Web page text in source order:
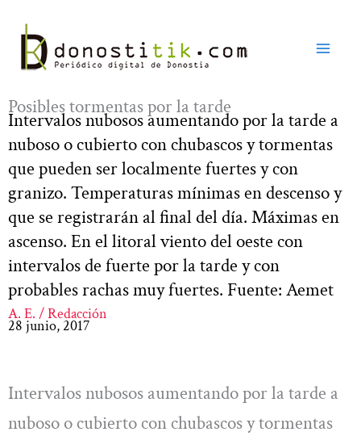
contenido
Posibles tormentas por la tarde
Intervalos nubosos aumentando por la tarde a
nuboso o cubierto con chubascos y tormentas
que pueden ser localmente fuertes y con
granizo. Temperaturas mínimas en descenso y
que se registrarán al final del día. Máximas en
ascenso. En el litoral viento del oeste con
intervalos de fuerte por la tarde y con
probables rachas muy fuertes. Fuente: Aemet
A. E. / Redacción
28 junio, 2017
Intervalos nubosos aumentando por la tarde a
nuboso o cubierto con chubascos y tormentas